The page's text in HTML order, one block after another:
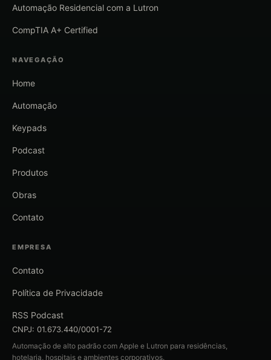
Automação Residencial com a Lutron
CompTIA A+ Certified
NAVEGAÇÃO
Home
Automação
Keypads
Podcast
Produtos
Obras
Contato
EMPRESA
Contato
Política de Privacidade
RSS Podcast
CNPJ: 01.673.440/0001-72
Automação de alto padrão com Apple e Lutron para residências,
hotelaria, hospitais e ambientes corporativos.